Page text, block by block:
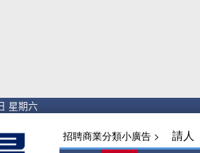
招聘商業分類小廣告 >
請人